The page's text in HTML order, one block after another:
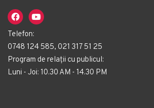
Telefon:
0748 124 585, 021 317 51 25
Program de relații cu publicul:
Luni - Joi: 10.30 AM - 14.30 PM